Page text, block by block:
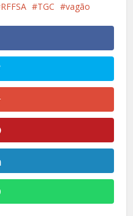
RFFSA TGC vagão